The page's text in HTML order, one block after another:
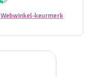
Webwinkel-keurmerk